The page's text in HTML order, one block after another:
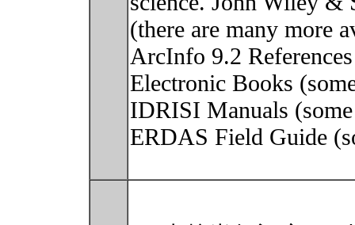
(there are many more
ArcInfo 9.2
Electronic Books
IDRISI Manuals
ERDAS Field Guide